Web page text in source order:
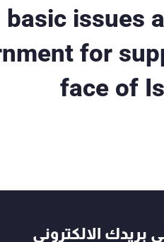
issues
for
face of
بريدك الالكتروني